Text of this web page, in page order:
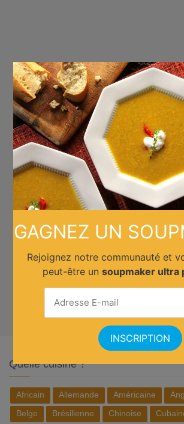
Quelle cuisine ?
Africain Allemande Américaine
Belge
Brésilienne Chinoise
GAGNEZ UN
Rejoignez notre communauté et
peut-être un soupmaker ultra